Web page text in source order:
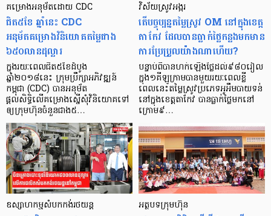
គម្រោងអនុម័តដោយ CDC
ជិត៥ខែ ឆ្នាំនេះ CDC
អនុម័តគម្រោងវិនិយោគតម្លៃជាង
៦៥០លានដុល្លារ
ក្នុងរយៈពេលជិត៥ខែដំបូង
ឆ្នាំ២០១៨នេះ ក្រុមប្រឹក្សាអភិវឌ្ឍន៍
កម្ពុជា (CDC) បានអនុម័ត
ផ្តល់សិទិ្ធលើគម្រោងស្នើសុំវិនិយោគទៅ
ឲ្យក្រុមហ៊ុនចំនួនជាង៥…
វិស័យស្រូវអង្ករ
តើបច្ចុប្បន្នតម្លៃស្រូវ OM នៅក្នុងខេត្ត
តាកែវ ដែលបានធ្លាក់ថ្លៃកន្លងមកមាន
ការប្រែប្រួលយ៉ាងណាហើយ?
បន្ទាប់ពីបានហក់ឡើងថ្លៃដល់៩៨០រៀល
ក្នុង១គីឡូក្រាមបានមួយរយៈពេលខ្លី
ពេលនេះតម្លៃស្រូវប្រភេទអូអឹមបាយទន់
នៅក្នុងខេត្តតាកែវ បានធ្លាក់ថ្លៃមកនៅ
ក្រោម៩…
ឧស្សាហកម្មសំបកកង់រថយន្ត អត្ថបទក្រុមហ៊ុន